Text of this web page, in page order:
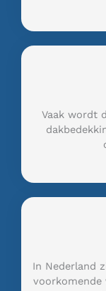
Vaak wordt
In Nederland
voorkomende